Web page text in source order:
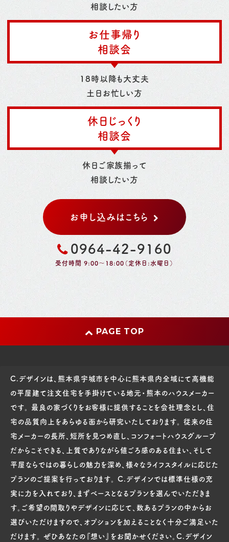
相談したい方
お仕事帰り
相談会
18時以降も大丈夫
土日お忙しい方
休日じっくり
相談会
休日ご家族揃って
相談したい方
お申し込みはこちら
0964-42-9160
受付時間 9:00～18:00（定休日:水曜日）
PAGE TOP
C.デザインは、熊本県宇城市を中心に熊本県内全域にて高機能
の平屋建て注文住宅を手掛けている地元・熊本のハウスメーカー
です。 最良の家づくりをお客様に提供することを会社理念とし、住
宅の品質向上をあらゆる面から研究いたしております。 従来の住
宅メーカーの長所、短所を見つめ直し、コンフォートハウスグループ
だからこそできる、上質でありながら値ごろ感のある住まい、そして
平屋ならではの暮らしの魅力を深め、様々なライフスタイルに応じた
プランのご提案を行っております。 C.デザインでは標準仕様の充
実に力を入れており、まずベースとなるプランを選んでいただきま
す。ご希望の間取りやデザインに応じて、数あるプランの中からお
選びいただけますので、オプションを加えることなく十分ご満足いた
だけます。 ぜひあなたの『想い』をお聞かせください。C.デザイン